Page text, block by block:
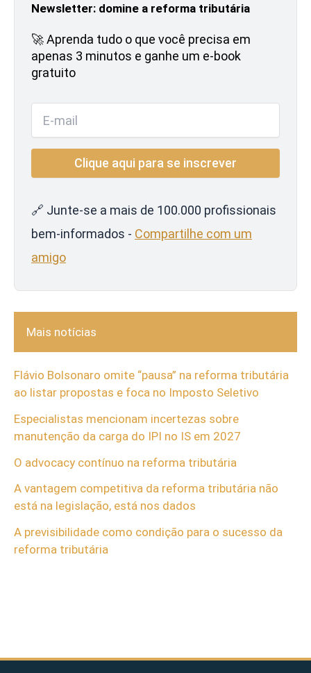
Newsletter: domine a reforma tributária
🚀 Aprenda tudo o que você precisa em
apenas 3 minutos e ganhe um e-book
gratuito
🔗 Junte-se a mais de 100.000 profissionais
bem-informados - Compartilhe com um
amigo
Mais notícias
Flávio Bolsonaro omite “pausa” na reforma tributária
ao listar propostas e foca no Imposto Seletivo
Especialistas mencionam incertezas sobre
manutenção da carga do IPI no IS em 2027
O advocacy contínuo na reforma tributária
A vantagem competitiva da reforma tributária não
está na legislação, está nos dados
A previsibilidade como condição para o sucesso da
reforma tributária